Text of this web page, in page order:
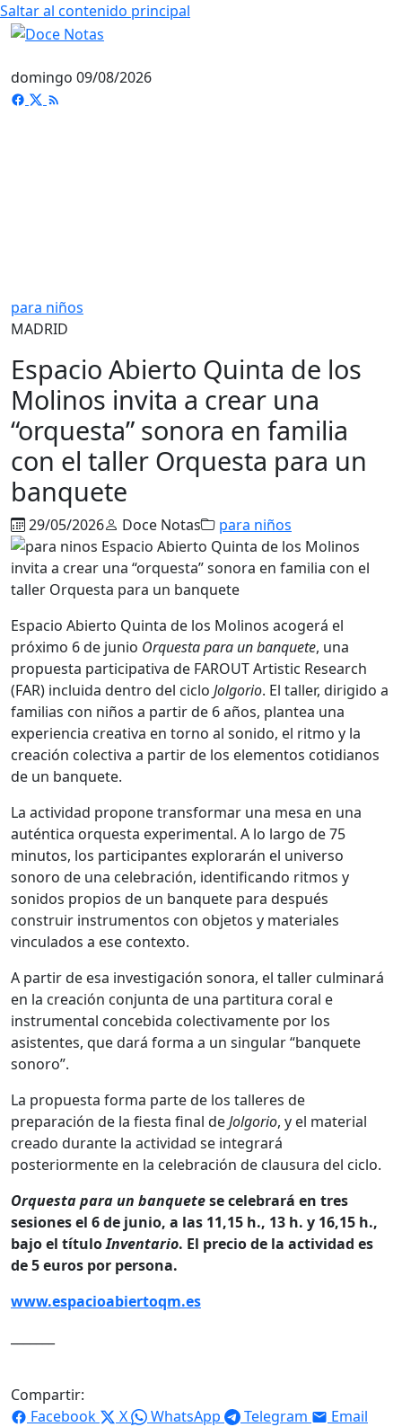
Saltar al contenido principal
domingo 09/08/2026
para niños
MADRID
Espacio Abierto Quinta de los
Molinos invita a crear una
“orquesta” sonora en familia
con el taller Orquesta para un
banquete
29/05/2026 Doce Notas para niños
Espacio Abierto Quinta de los Molinos acogerá el
próximo 6 de junio Orquesta para un banquete, una
propuesta participativa de FAROUT Artistic Research
(FAR) incluida dentro del ciclo Jolgorio. El taller, dirigido a
familias con niños a partir de 6 años, plantea una
experiencia creativa en torno al sonido, el ritmo y la
creación colectiva a partir de los elementos cotidianos
de un banquete.
La actividad propone transformar una mesa en una
auténtica orquesta experimental. A lo largo de 75
minutos, los participantes explorarán el universo
sonoro de una celebración, identificando ritmos y
sonidos propios de un banquete para después
construir instrumentos con objetos y materiales
vinculados a ese contexto.
A partir de esa investigación sonora, el taller culminará
en la creación conjunta de una partitura coral e
instrumental concebida colectivamente por los
asistentes, que dará forma a un singular “banquete
sonoro”.
La propuesta forma parte de los talleres de
preparación de la fiesta final deJolgorio, y el material
creado durante la actividad se integrará
posteriormente en la celebración de clausura del ciclo.
Orquesta para un banquetese celebrará en tres
sesiones el 6 de junio, a las 11,15 h., 13 h. y 16,15 h.,
bajo el títuloInventario. El precio de la actividad es
de 5 euros por persona.
www.espacioabiertoqm.es
Compartir:
Facebook
X WhatsApp Telegram Email